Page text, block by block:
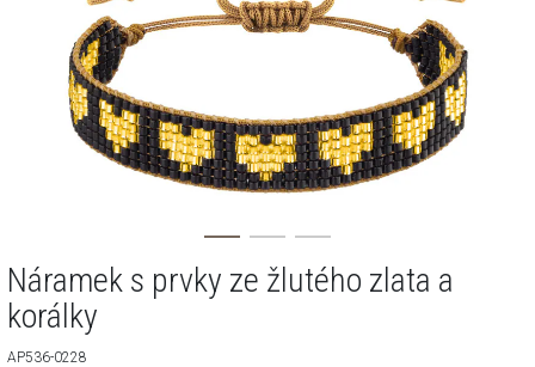
Náramek s prvky ze žlutého zlata a
korálky
AP536-0228